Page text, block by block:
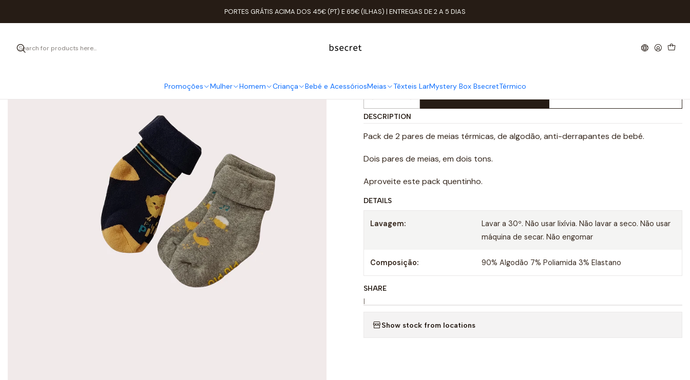
Promoções Mulher Homem Criança Bebé e AcessóriosMeias Têxteis LarMystery Box BsecretTérmico
PORTES GRÁTIS ACIMA DOS 45€ (PT) E 65€ (ILHAS) | ENTREGAS DE 2 A 5 DIAS
Home Meias Soquete Pack 2 Pares Meias Bebé Tam: 23-25 Anti-derrapantes
Quantity
DESCRIPTION
Pack de 2 pares de meias térmicas, de algodão, anti-derrapantes de bebé.
Dois pares de meias, em dois tons.
Aproveite este pack quentinho.
DETAILS
Lavagem:
Lavar a 30º. Não usar lixívia. Não lavar a seco. Não usar
máquina de secar. Não engomar
Composição: 90% Algodão 7% Poliamida 3% Elastano
SHARE
|
Show stock from locations